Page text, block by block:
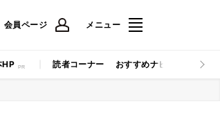
会員ページ メニュー
HP 読者コーナー おすすめナビ マイナビ